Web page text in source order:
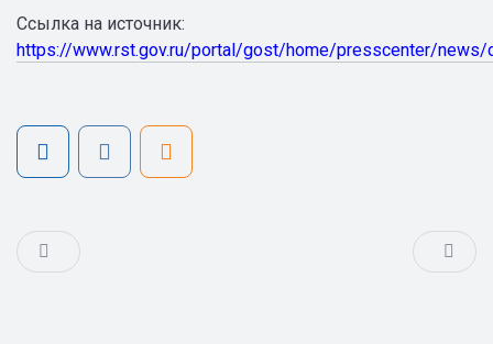
Ссылка на источник:
https://www.rst.gov.ru/portal/gost/home/presscenter/